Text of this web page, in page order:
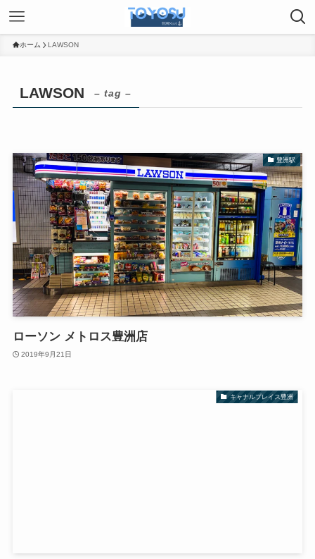
ホーム LAWSON
LAWSON – tag –
豊洲駅
ローソン メトロス豊洲店
2019年9月21日
キャナルプレイス豊洲